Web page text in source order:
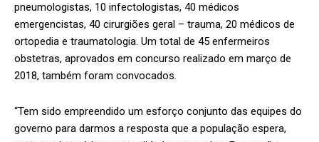
pneumologistas, 10 infectologistas, 40 médicos
emergencistas, 40 cirurgiões geral – trauma, 20 médicos de
ortopedia e traumatologia. Um total de 45 enfermeiros
obstetras, aprovados em concurso realizado em março de
2018, também foram convocados.
“Tem sido empreendido um esforço conjunto das equipes do
governo para darmos a resposta que a população espera,